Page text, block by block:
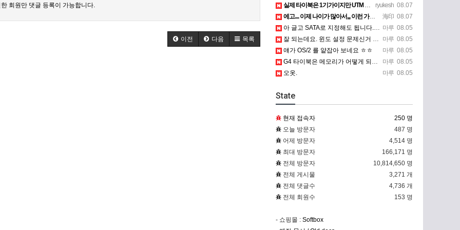
회원만 댓글 등록이 가능합니다.
이전 다음 목록
ryukesh 08.07
실제 타이북은 1기가이지만 UTM 설정에선 768mb 입니다. 1기가나 그 보다 넘게 설정하면 UTM 에뮬레…
海印 08.07
에고.... 이제 나이가 많아서,,, 이런 가상pc에 설치해보는 것도 귀찮군요.. ㅎㅎ 날씨도 덥고.....…
마루 08.05
아 글고 SATA로 지정해도 됩니다. 저 글 진짜 이상하네요. 옛날꺼 퍼와서 그런거 같은데요.
마루 08.05
잘 되는데요. 윈도 설정 문제신거 같은데. 크롬 브라우저나 파폭으로 해 보세요
마루 08.05
얘가 OS/2 를 얕잡아 보네요 ㅎㅎ
마루 08.05
G4 타이북은 메모리가 어떻게 되나요?
마루 08.05
오옷.
State
현재 접속자
250 명
오늘 방문자
487 명
어제 방문자
4,514 명
최대 방문자
166,171 명
전체 방문자
10,814,650 명
전체 게시물
3,271 개
전체 댓글수
4,736 개
전체 회원수
153 명
- 쇼핑몰 : Softbox